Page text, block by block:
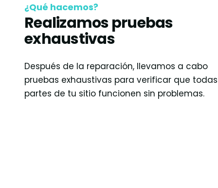
¿Qué hacemos?
Realizamos pruebas
exhaustivas
Después de la reparación, llevamos a cabo
pruebas exhaustivas para verificar que
partes de tu sitio funcionen sin problemas.